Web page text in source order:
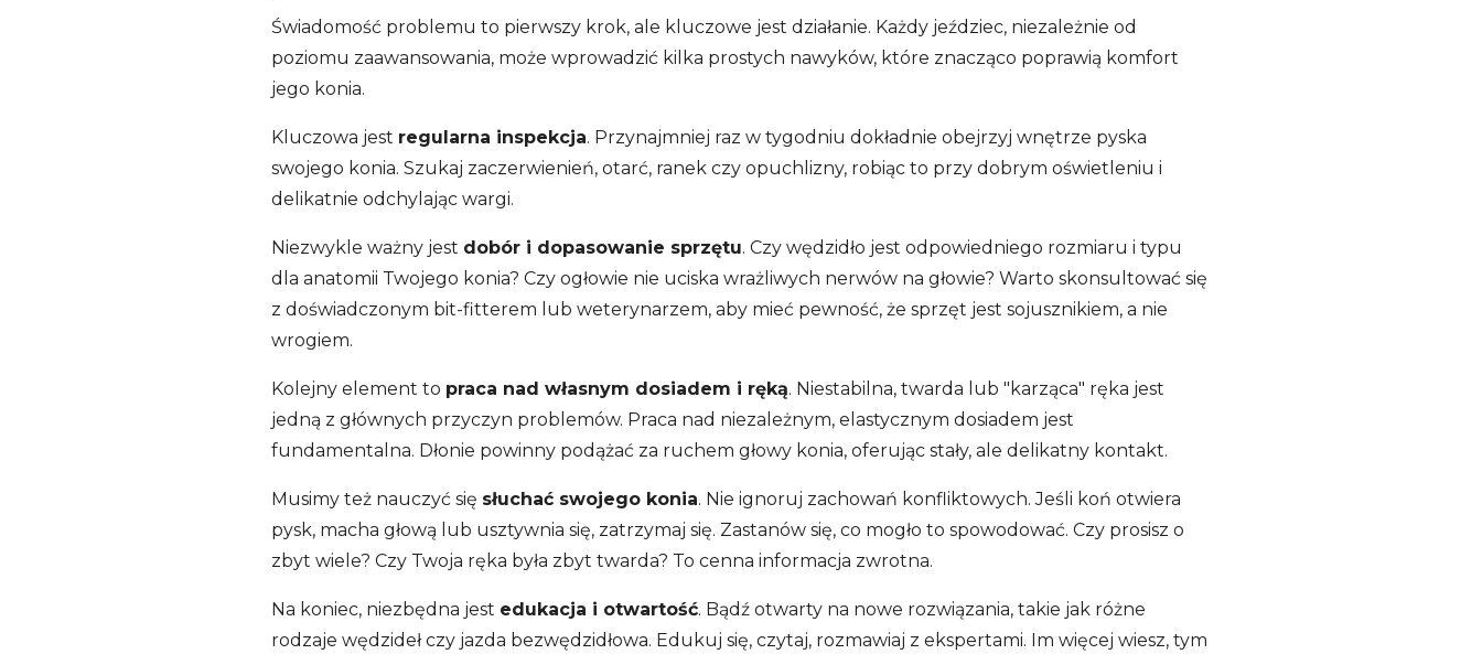
Świadomość problemu to pierwszy krok, ale kluczowe jest działanie. Każdy jeździec, niezależnie od
poziomu zaawansowania, może wprowadzić kilka prostych nawyków, które znacząco poprawią komfort
jego konia.
Kluczowa jest regularna inspekcja. Przynajmniej raz w tygodniu dokładnie obejrzyj wnętrze pyska
swojego konia. Szukaj zaczerwienień, otarć, ranek czy opuchlizny, robiąc to przy dobrym oświetleniu i
delikatnie odchylając wargi.
Niezwykle ważny jest dobór i dopasowanie sprzętu. Czy wędzidło jest odpowiedniego rozmiaru i typu
dla anatomii Twojego konia? Czy ogłowie nie uciska wrażliwych nerwów na głowie? Warto skonsultować się
z doświadczonym bit-fitterem lub weterynarzem, aby mieć pewność, że sprzęt jest sojusznikiem, a nie
wrogiem.
Kolejny element to praca nad własnym dosiadem i ręką. Niestabilna, twarda lub "karząca" ręka jest
jedną z głównych przyczyn problemów. Praca nad niezależnym, elastycznym dosiadem jest
fundamentalna. Dłonie powinny podążać za ruchem głowy konia, oferując stały, ale delikatny kontakt.
Musimy też nauczyć się słuchać swojego konia. Nie ignoruj zachowań konfliktowych. Jeśli koń otwiera
pysk, macha głową lub usztywnia się, zatrzymaj się. Zastanów się, co mogło to spowodować. Czy prosisz o
zbyt wiele? Czy Twoja ręka była zbyt twarda? To cenna informacja zwrotna.
Na koniec, niezbędna jest edukacja i otwartość. Bądź otwarty na nowe rozwiązania, takie jak różne
rodzaje wędzideł czy jazda bezwędzidłowa. Edukuj się, czytaj, rozmawiaj z ekspertami. Im więcej wiesz, tym